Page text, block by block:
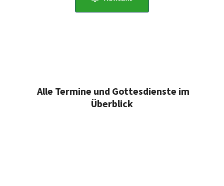
Alle Termine und Gottesdienste im
Überblick